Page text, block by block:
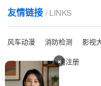
友情链接 / LINKS
风车动漫 消防检测 影视
洗脸吧
海外公司注册
×